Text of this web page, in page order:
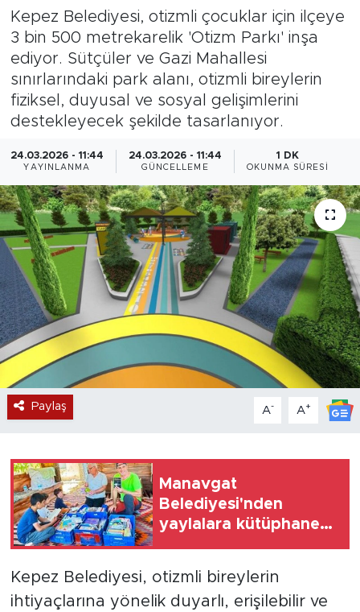
Kepez Belediyesi, otizmli çocuklar için ilçeye
3 bin 500 metrekarelik 'Otizm Parkı' inşa
ediyor. Sütçüler ve Gazi Mahallesi
sınırlarındaki park alanı, otizmli bireylerin
fiziksel, duyusal ve sosyal gelişimlerini
destekleyecek şekilde tasarlanıyor.
24.03.2026 - 11:44
YAYINLANMA
24.03.2026 - 11:44
GÜNCELLEME
1 DK
OKUNMA SÜRESI
Paylaş A- A+
Manavgat
Belediyesi'nden
yaylalara kütüphane
Kepez Belediyesi, otizmli bireylerin
ihtiyaçlarına yönelik duyarlı, erişilebilir ve
Magazin
Özel Haber
Politika
Resmi İlanlar
Sağlık
Spor
Turizm